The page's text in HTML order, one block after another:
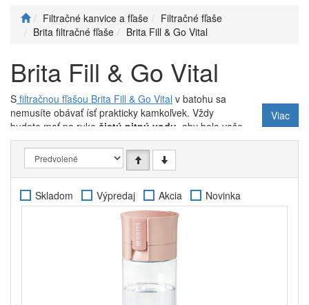
Filtračné kanvice a fľaše
Filtračné fľaše
Brita filtračné fľaše
Brita Fill & Go Vital
Brita Fill & Go Vital
S filtračnou fľašou Brita Fill & Go Vital v batohu sa
nemusíte obávať ísť prakticky kamkoľvek. Vždy
budete mať po ruke čistú pitnú vodu , aby bolo vaše
telo dostatočne hydratované. Vďaka nízkej hmotnosti
a malým rozmerom môžete fľašu jednoducho zbaliť
do kabelky alebo batohu a vziať si ju so sebou do
práce alebo na šport. Možno ju naplniť pitnou vodou
z akéhokoľvek vodovodného kohútika a objem 0,6
litraje dostatočný na presun medzi zdrojmi pitnej
Filter vo fľaši sa stará o odstránenie nežiaducich
látok, ktoré môžu spôsobiť nepríjemnú pachuť vody,
vodný kameň, ťažké kovy,
Viac
Skladom Výpredaj Akcia Novinka